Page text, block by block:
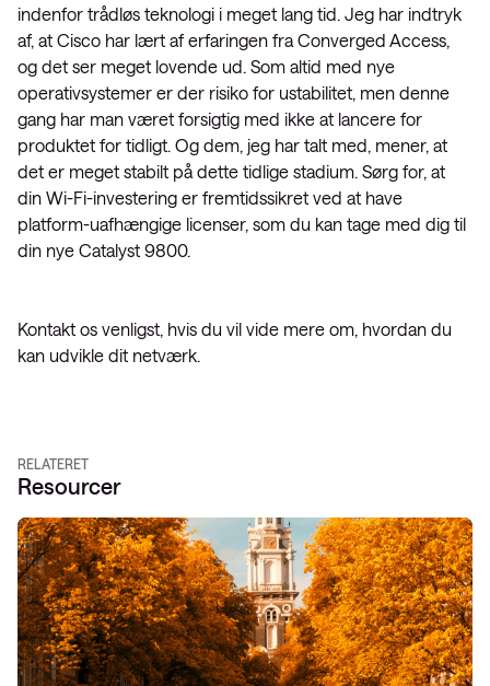
indenfor trådløs teknologi i meget lang tid. Jeg har indtryk
af, at Cisco har lært af erfaringen fra Converged Access,
og det ser meget lovende ud. Som altid med nye
operativsystemer er der risiko for ustabilitet, men denne
gang har man været forsigtig med ikke at lancere for
produktet for tidligt. Og dem, jeg har talt med, mener, at
det er meget stabilt på dette tidlige stadium. Sørg for, at
din Wi-Fi-investering er fremtidssikret ved at have
platform-uafhængige licenser, som du kan tage med dig til
din nye Catalyst 9800.
Kontakt os venligst, hvis du vil vide mere om, hvordan du
kan udvikle dit netværk.
RELATERET
Resourcer